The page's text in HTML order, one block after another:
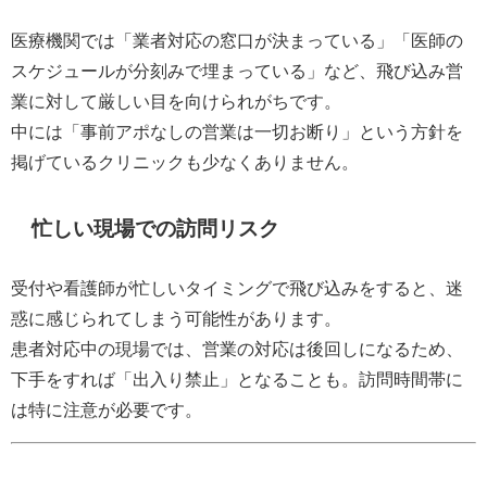
医療機関では「業者対応の窓口が決まっている」「医師の
スケジュールが分刻みで埋まっている」など、飛び込み営
業に対して厳しい目を向けられがちです。
中には「事前アポなしの営業は一切お断り」という方針を
掲げているクリニックも少なくありません。
忙しい現場での訪問リスク
受付や看護師が忙しいタイミングで飛び込みをすると、迷
惑に感じられてしまう可能性があります。
患者対応中の現場では、営業の対応は後回しになるため、
下手をすれば「出入り禁止」となることも。訪問時間帯に
は特に注意が必要です。